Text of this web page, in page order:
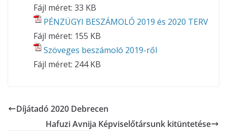
Fájl méret: 33 KB
PÉNZÜGYI BESZÁMOLÓ 2019 és 2020 TERV
Fájl méret: 155 KB
Szöveges beszámoló 2019-ről
Fájl méret: 244 KB
Díjátadó 2020 Debrecen
Hafuzi Avnija Képviselőtársunk kitüntetése